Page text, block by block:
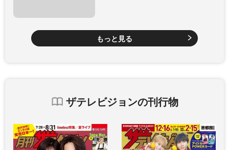
もっと見る
ザテレビジョンの刊行物